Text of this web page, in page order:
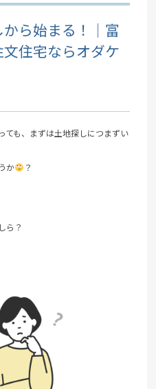
ら始まる！｜富
住宅ならオダケ
ても、まずは土地探しにつまずい
か
？
ら？